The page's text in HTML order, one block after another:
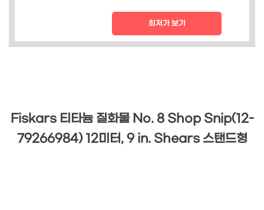
최저가 보기
Fiskars 티타늄 질화물 No. 8 Shop Snip(12-
79266984) 12미터, 9 in. Shears 스탠드형